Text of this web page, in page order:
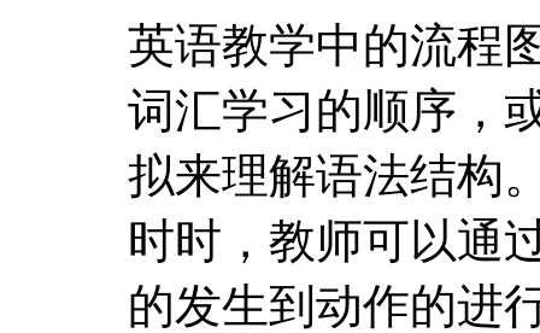
英语教学中的流程
词汇学习的顺序，
拟来理解语法结构
时时，教师可以通
的发生到动作的进